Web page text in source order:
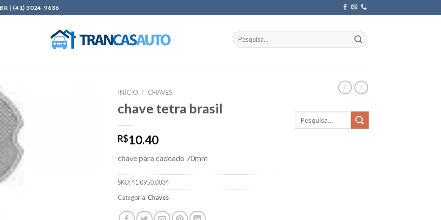
| (41) 3024-9636
Pesquisar
por:
INÍCIO / CHAVES
chave tetra brasil
R$10.40
chave para cadeado 70mm
SKU:41.0950.0034
Categoria:Chaves